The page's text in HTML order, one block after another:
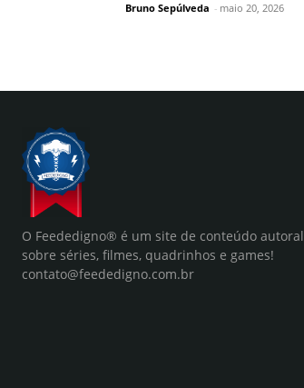
Bruno Sepúlveda - maio 20, 2026
O Feededigno® é um site de conteúdo autoral
sobre séries, filmes, quadrinhos e games!
contato@feededigno.com.br